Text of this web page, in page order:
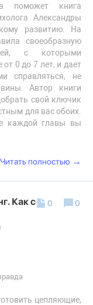
поможет книга
Александры
развитию. На
своеобразную
с которыми
0 до 7 лет, и дает
справляться, не
Автор книги
свой ключик
для вас обоих.
каждой главы вы
Читать полностью →
Как создавать
цепляющие,
0 0